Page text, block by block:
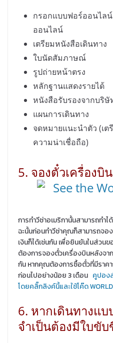
กรอกแบบฟอร์ออนไล
ออนไลน์
เตรียมหนังสือเดินทาง
ใบนัดสัมภาษณ์
รูปถ่ายหน้าตรง
หลักฐานแสดงรายได้
หนังสือรับรองจากบริ
แผนการเดินทาง
จดหมายแนะนำตัว (เต
ความน่าเชื่อถือ)
5. จองตั๋วเครื่องบิน
การทำวีซ่าอเมริกานั้นสามารถทำ
ฉะนั้นก่อนทำวีซ่าคุณก็สามารถจอ
เงินก็ได้เช่นกัน เพื่อยินยันในส่วน
ต้องการจองตั๋วเครื่องบินหลังจา
กัน หากคุณต้องการซื้อตั๋วที่มีราค
ก่อนไปอย่างน้อย 3 เดือน คูปอง
โดยคลิ๊กลิงค์นี้และใช้โค๊ด
6. หากเดินทางแ
จำเป็นต้องมีใบขับ